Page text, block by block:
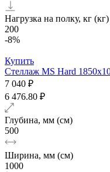
Нагрузка на полку, кг (кг)
200
-8%
Купить
Стеллаж MS Hard
7 040 ₽
6 476.80 ₽
Глубина, мм (см)
500
Ширина, мм (см)
1000